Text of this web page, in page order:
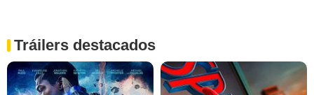
Tráilers destacados